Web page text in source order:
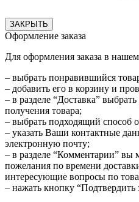
ЗАКРЫТЬ
Оформление заказа
Для оформления заказа в
– выбрать понравившийся
– добавить его в корзину и
– в разделе “Доставка”
получения товара;
– выбрать подходящий способ
– указать Ваши контактные
электронную почту;
– в разделе “Комментарии” вы
пожелания по времени
интересующие вопросы по
– нажать кнопку “Подтвердить